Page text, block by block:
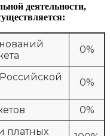
деятельности,
0%
0%
0%
платных